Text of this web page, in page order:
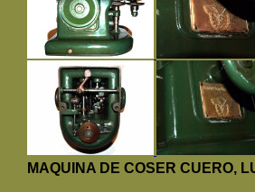
MAQUINA DE COSER CUERO,